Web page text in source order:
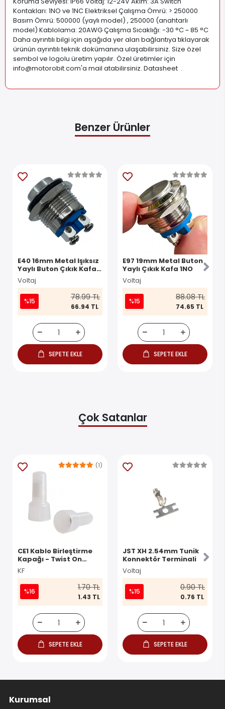
Kontakları: 1NO ve 1NC Elektriksel Çalışma Ömrü: > 250000
Basım Ömrü: 500000 (yaylı model) , 250000 (anahtarlı
model) Kablolama: 20AWG Çalışma Sıcaklığı: -30 °C ~ 85 °C
Daha ayrıntılı bilgi için aşağıda yer alan bağlantıya tıklayarak
ürünün ayrıntılı teknik dokümanına ulaşabilirsiniz. Size özel
sembol ve logolu üretim yapılır. Özel üretimler için
info@motorobit.com'a mail atabilirsiniz. Datasheet .
Benzer Ürünler
E40 16mm Metal Işıksız
Yaylı Buton Çıkık Kafa 1
NO IP67
Voltaj
%15 78.99 TL
66.94 TL
SEPETE EKLE
E97 19mm Metal Buton
Yaylı Çıkık Kafa 1NO
Voltaj
%15 88.08 TL
74.65 TL
SEPETE EKLE
Çok Satanlar
CE1 Kablo Birleştirme
Kapağı - Twist On
Konnektör
KF
(1)
%16 1.70 TL
1.43 TL
SEPETE EKLE
JST XH 2.54mm Tunik
Konnektör Terminali
Voltaj
%15 0.90 TL
0.76 TL
SEPETE EKLE
Kurumsal